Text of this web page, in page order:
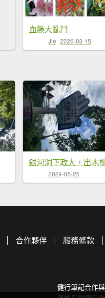
血籐大亂鬥
Jie 2026-03-15
銀河洞下政大，出木
2024-05-25
合作夥伴 服務條款
健行筆記合作